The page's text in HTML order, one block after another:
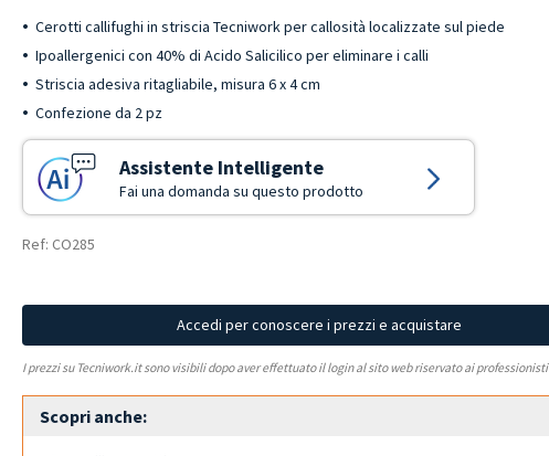
Cerotti callifughi in striscia Tecniwork per callosità localizzate sul piede
Ipoallergenici con 40% di Acido Salicilico per eliminare i calli
Striscia adesiva ritagliabile, misura 6 x 4 cm
Confezione da 2 pz
Assistente Intelligente
Fai una domanda su questo prodotto
Ref: CO285
Accedi per conoscere i prezzi e acquistare
I prezzi su Tecniwork.it sono visibili dopo aver effettuato il login al sito web riservato ai
Scopri anche: